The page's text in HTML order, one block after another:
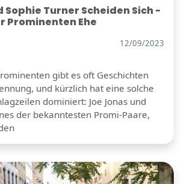
Sophie Turner Scheiden Sich -
Prominenten Ehe
12/09/2023
gibt es oft Geschichten
und kürzlich hat eine solche
dominiert: Joe Jonas und
der bekanntesten Promi-Paare,